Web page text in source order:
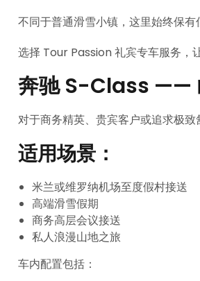
不同于普通滑雪小镇，这里始终保有
选择 Tour Passion 礼宾专车服务，
奔驰 S-Class ——
对于商务精英、贵宾客户或追求极
适用场景：
米兰或维罗纳机场至度假村接送
高端滑雪假期
商务高层会议接送
私人浪漫山地之旅
车内配置包括：